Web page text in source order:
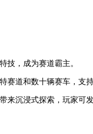
技，成为赛道霸主。
道和数十辆赛车，支
沉浸式探索，玩家可